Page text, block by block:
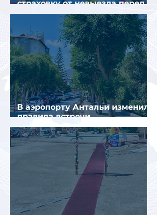
страховку от невыезда перед
поездкой в Грецию
В аэропорту Антальи изменили
правила встречи
организованных туристов